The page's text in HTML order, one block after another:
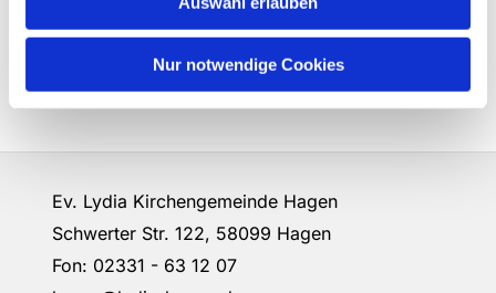
Nur notwendige Cookies
Ev. Lydia Kirchengemeinde Hagen
Schwerter Str. 122, 58099 Hagen
Fon: 02331 - 63 12 07